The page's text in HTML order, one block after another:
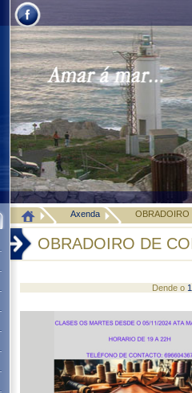
Axenda OBRADOIRO
OBRADOIRO DE
Dende o